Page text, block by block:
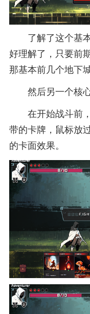
了解了这个基
好理解了，只要前
那基本前几个地下
然后另一个核
在开始战斗前
带的卡牌，鼠标放
的卡面效果。